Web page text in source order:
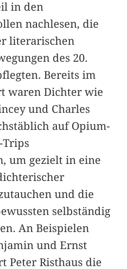
in den
nachlesen, die
literarischen
des 20.
Bereits im
waren Dichter wie
und Charles
auf Opium-
Trips
um gezielt in eine
und die
selbständig
An Beispielen
und Ernst
Peter Risthaus die